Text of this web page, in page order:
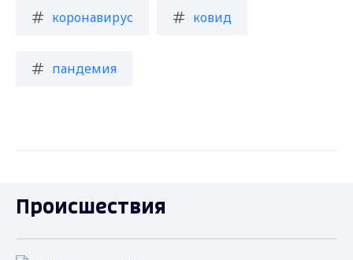
коронавирус ковид
пандемия
Происшествия